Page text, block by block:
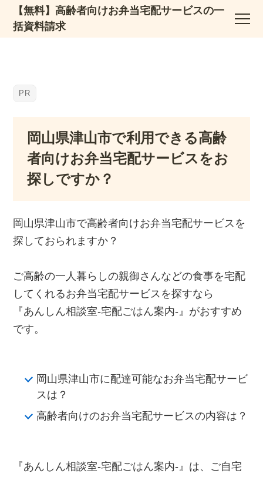
【無料】高齢者向けお弁当宅配サービスの一
括資料請求
岡山県津山市で利用できる高齢
者向けお弁当宅配サービスをお
探しですか？
岡山県津山市で高齢者向けお弁当宅配サービスを
探しておられますか？
ご高齢の一人暮らしの親御さんなどの食事を宅配
してくれるお弁当宅配サービスを探すなら
『あんしん相談室‐宅配ごはん案内‐』がおすすめ
です。
岡山県津山市に配達可能なお弁当宅配サービ
スは？
高齢者向けのお弁当宅配サービスの内容は？
『あんしん相談室‐宅配ごはん案内‐』は、ご自宅